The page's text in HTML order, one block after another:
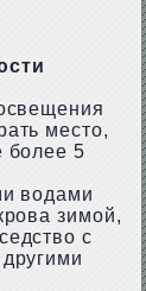
место,
более 5
водами
зимой,
с